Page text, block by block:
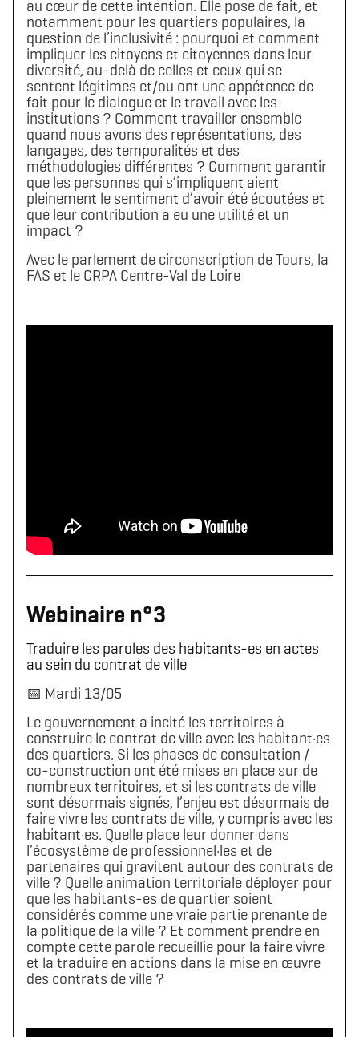
Télécharger le logo
(format .svg)
Télécharger le dossier d'identité complet
(format .zip)
au cœur de cette intention. Elle pose de fait, et
notamment pour les quartiers populaires, la
question de l’inclusivité : pourquoi et comment
impliquer les citoyens et citoyennes dans leur
diversité, au-delà de celles et ceux qui se
sentent légitimes et/ou ont une appétence de
fait pour le dialogue et le travail avec les
institutions ? Comment travailler ensemble
quand nous avons des représentations, des
langages, des temporalités et des
méthodologies différentes ? Comment garantir
que les personnes qui s’impliquent aient
pleinement le sentiment d’avoir été écoutées et
que leur contribution a eu une utilité et un
impact ?
Avec le parlement de circonscription de Tours, la
FAS et le CRPA Centre-Val de Loire
Webinaire n°3
Traduire les paroles des habitants-es en actes
au sein du contrat de ville
📅 Mardi 13/05
Le gouvernement a incité les territoires à
construire le contrat de ville avec les habitant·es
des quartiers. Si les phases de consultation /
co-construction ont été mises en place sur de
nombreux territoires, et si les contrats de ville
sont désormais signés, l’enjeu est désormais de
faire vivre les contrats de ville, y compris avec les
habitant·es. Quelle place leur donner dans
l’écosystème de professionnel·les et de
partenaires qui gravitent autour des contrats de
ville ? Quelle animation territoriale déployer pour
que les habitants-es de quartier soient
considérés comme une vraie partie prenante de
la politique de la ville ? Et comment prendre en
compte cette parole recueillie pour la faire vivre
et la traduire en actions dans la mise en œuvre
des contrats de ville ?